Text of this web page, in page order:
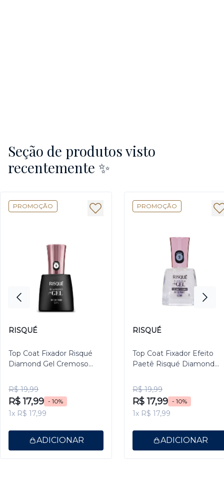
Seção de produtos visto
recentemente ✨
PROMOÇÃO
RISQUÉ
Top Coat Fixador Risqué
Diamond Gel Cremoso
R$ 19,99
R$ 17,99 - 10%
1x R$ 17,99
ADICIONAR
PROMOÇÃO
RISQUÉ
Top Coat Fixador Efeito
Paetê Risqué Diamond
R$ 19,99
R$ 17,99 - 10%
1x R$ 17,99
ADICIONAR